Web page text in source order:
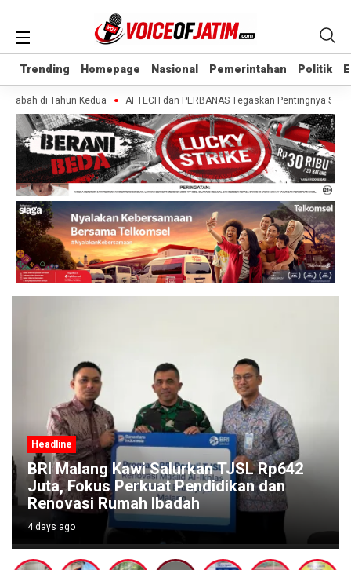
Trending Homepage Nasional Pemerintahan Politik
Trending Homepage Nasional Pemerintahan Politik
di Tahun Kedua AFTECH dan PERBANAS Tegaskan Pentingnya
Headline
BRI Malang Kawi Salurkan TJSL Rp642
Juta, Fokus Perkuat Pendidikan dan
Renovasi Rumah Ibadah
4 days ago